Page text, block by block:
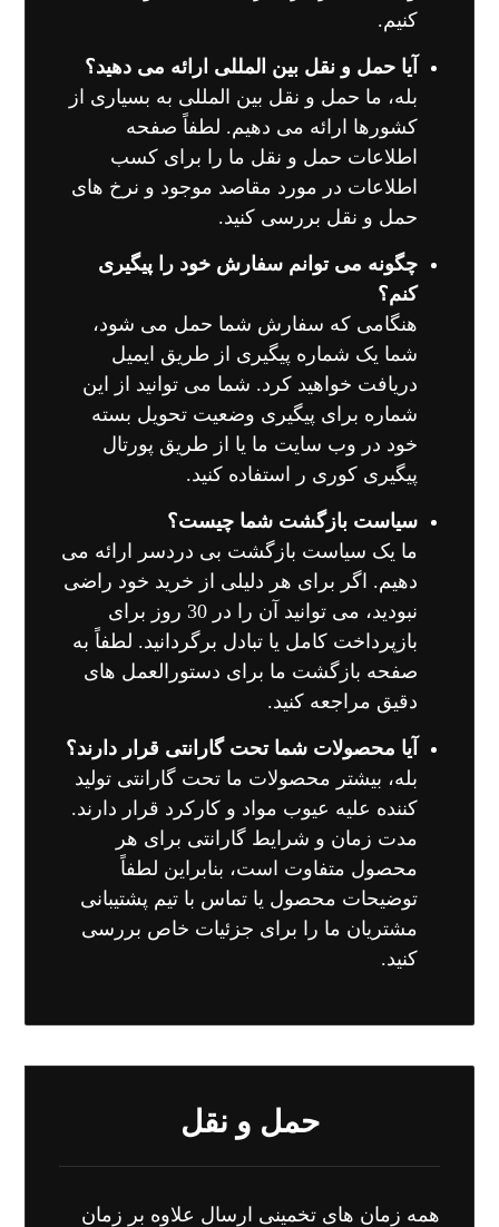
کنیم.
آیا حمل و نقل بین المللی ارائه می دهید؟
بله، ما حمل و نقل بین المللی به بسیاری از
کشورها ارائه می دهیم. لطفاً صفحه
اطلاعات حمل و نقل ما را برای کسب
اطلاعات در مورد مقاصد موجود و نرخ های
حمل و نقل بررسی کنید.
چگونه می توانم سفارش خود را پیگیری
کنم؟
هنگامی که سفارش شما حمل می شود،
شما یک شماره پیگیری از طریق ایمیل
دریافت خواهید کرد. شما می توانید از این
شماره برای پیگیری وضعیت تحویل بسته
خود در وب سایت ما یا از طریق پورتال
پیگیری کوری ر استفاده کنید.
سیاست بازگشت شما چیست؟
ما یک سیاست بازگشت بی دردسر ارائه می
دهیم. اگر برای هر دلیلی از خرید خود راضی
نبودید، می توانید آن را در 30 روز برای
بازپرداخت کامل یا تبادل برگردانید. لطفاً به
صفحه بازگشت ما برای دستورالعمل های
دقیق مراجعه کنید.
آیا محصولات شما تحت گارانتی قرار دارند؟
بله، بیشتر محصولات ما تحت گارانتی تولید
کننده علیه عیوب مواد و کارکرد قرار دارند.
مدت زمان و شرایط گارانتی برای هر
محصول متفاوت است، بنابراین لطفاً
توضیحات محصول یا تماس با تیم پشتیبانی
مشتریان ما را برای جزئیات خاص بررسی
کنید.
حمل و نقل
همه زمان های تخمینی ارسال علاوه بر زمان